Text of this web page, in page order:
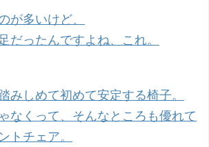
が多いけど、
だったんですよね、これ。
みしめて初めて安定する椅子。
なくって、そんなところも優れて
トチェア。